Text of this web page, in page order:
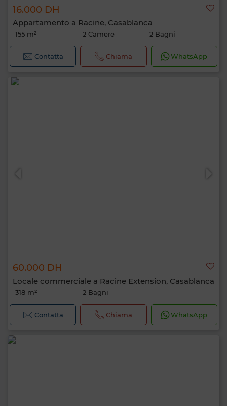
16.000 DH
Appartamento a Racine, Casablanca
155 m² 2 Camere 2 Bagni
Contatta Chiama WhatsApp
60.000 DH
Locale commerciale a Racine Extension, Casablanca
318 m² 2 Bagni
Contatta Chiama WhatsApp